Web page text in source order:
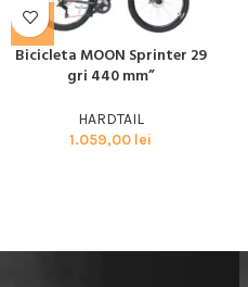
Bicicleta MOON Sprinter 29
gri 440 mm”
HARDTAIL
1.059,00 lei